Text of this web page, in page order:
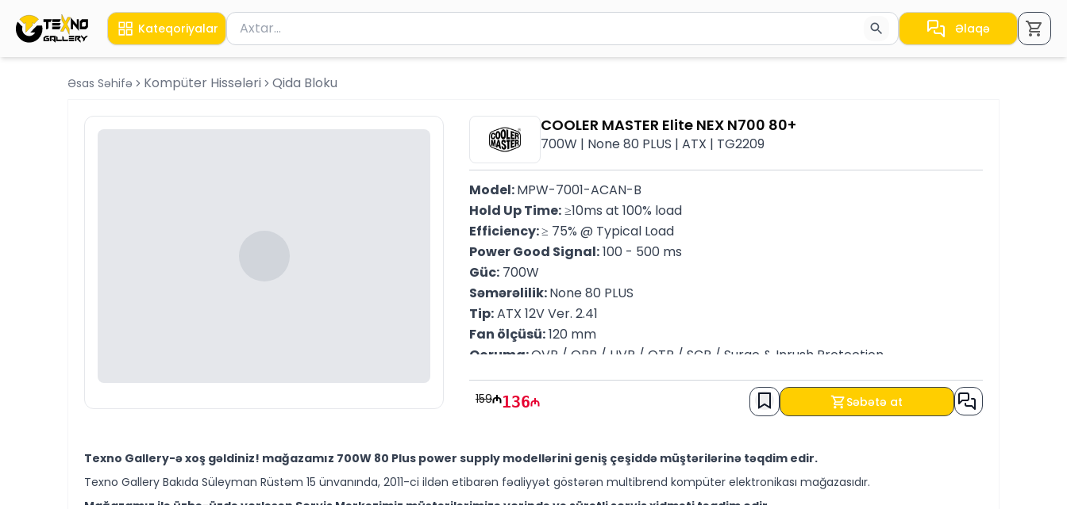
Kateqoriyalar Məhsul axtar
Axtarış üçün ən azı 2 simvol yazın. Göndərmək üçün Enter düyməsini basın və ya nəticələr arasında keçid etmək üçün ox
Əlaqə
Əsas Səhifə Kompüter Hissələri Qida Bloku
COOLER MASTER Elite NEX N700 80+
700W | None 80 PLUS | ATX | TG2209
Model: MPW-7001-ACAN-B
Hold Up Time: ≥10ms at 100% load
Efficiency: ≥ 75% @ Typical Load
Power Good Signal: 100 - 500 ms
Güc: 700W
Səmərəlilik: None 80 PLUS
Tip: ATX 12V Ver. 2.41
Fan ölçüsü: 120 mm
Qoruma: OVP / OPP / UVP / OTP / SCP / Surge & Inrush Protection
159 136 Səbətə at
Texno Gallery-ə xoş gəldiniz! mağazamız 700W 80 Plus power supply modellərini geniş çeşiddə müştərilərinə təqdim edir.
Texno Gallery Bakıda Süleyman Rüstəm 15 ünvanında, 2011-ci ildən etibarən fəaliyyət göstərən multibrend kompüter elektronikası mağazasıdır.
Mağazamız ilə üzbə-üzdə yerləşən Servis Mərkəzimiz müştərilərimizə yerində və sürətli servis xidməti təqdim edir.